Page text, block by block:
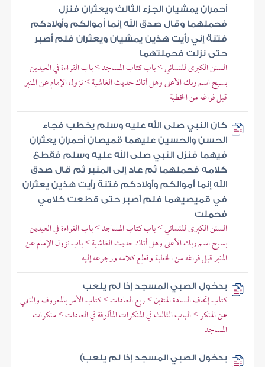
أحمران يمشيان الجزء الثالث ويعثران فنزل
فحملهما وقال صدق الله إنما أموالكم وأولادكم
فتنة إني رأيت هذين يمشيان ويعثران فلم أصبر
حتى نزلت فحملتهما
السنن الكبرى للنسائي > باب كتاب المساجد > باب القراءة في العيدين
بسبح اسم ربك الأعلى وهل أتاك حديث الغاشية > نزول الإمام عن المنبر
قبل فراغه من الخطبة
كان النبي صلى الله عليه وسلم يخطب فجاء
الحسن والحسين عليهما قميصان أحمران يعثران
فيهما فنزل النبي صلى الله عليه وسلم فقطع
كلامه فحملهما ثم عاد إلى المنبر ثم قال صدق
الله إنما أموالكم وأولادكم فتنة رأيت هذين يعثران
في قميصيهما فلم أصبر حتى قطعت كلامي
فحملت
السنن الكبرى للنسائي > باب كتاب المساجد > باب القراءة في العيدين
بسبح اسم ربك الأعلى وهل أتاك حديث الغاشية > باب نزول الإمام عن
المنبر قبل فراغه من الخطبة وقطع كلامه ورجوعه إليه
بدخول الصبي المسجد إذا لم يلعب
كتاب إتحاف السادة المتقين > ربع العادات > كتاب الأمر بالمعروف والنهي
عن المنكر > الباب الثالث في المنكرات المألوفة في العادات > منكرات
المساجد
بدخول الصبي المسجد إذا لم يلعب)